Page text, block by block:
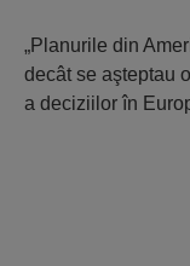
„Planurile din
decât se aşteptau
a deciziilor în